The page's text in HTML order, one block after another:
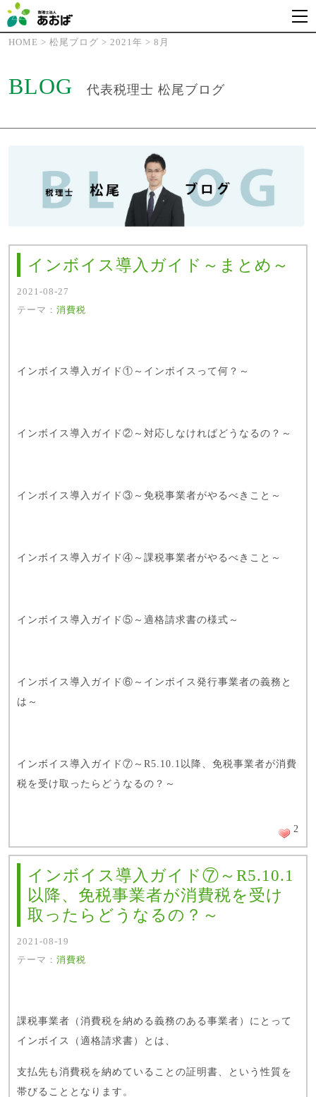
HOME > 松尾ブログ > 2021年 > 8月
BLOG 代表税理士 松尾ブログ
インボイス導入ガイド～まとめ～
2021-08-27
テーマ： 消費税
インボイス導入ガイド①～インボイスって何？～
インボイス導入ガイド②～対応しなければどうなるの？～
インボイス導入ガイド③～免税事業者がやるべきこと～
インボイス導入ガイド④～課税事業者がやるべきこと～
インボイス導入ガイド⑤～適格請求書の様式～
インボイス導入ガイド⑥～インボイス発行事業者の義務と
は～
インボイス導入ガイド⑦～R5.10.1以降、免税事業者が消費
税を受け取ったらどうなるの？～
2
インボイス導入ガイド⑦～R5.10.1
以降、免税事業者が消費税を受け
取ったらどうなるの？～
2021-08-19
テーマ： 消費税
課税事業者（消費税を納める義務のある事業者）にとって
インボイス（適格請求書）とは、
支払先も消費税を納めていることの証明書、という性質を
帯びることとなります。